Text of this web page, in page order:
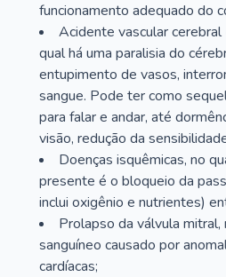
funcionamento adequado do
Acidente vascular cerebral
qual há uma paralisia do
entupimento de vasos,
sangue. Pode ter como
para falar e andar, até
visão, redução da
Doenças isquêmicas, no
presente é o bloqueio da
inclui oxigênio e nutrientes)
Prolapso da válvula
sanguíneo causado por
cardíacas;